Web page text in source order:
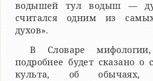
водышей тул водыш —
считался одним из
духов».
В Словаре
подробнее будет сказано о
культа, об обычаях,